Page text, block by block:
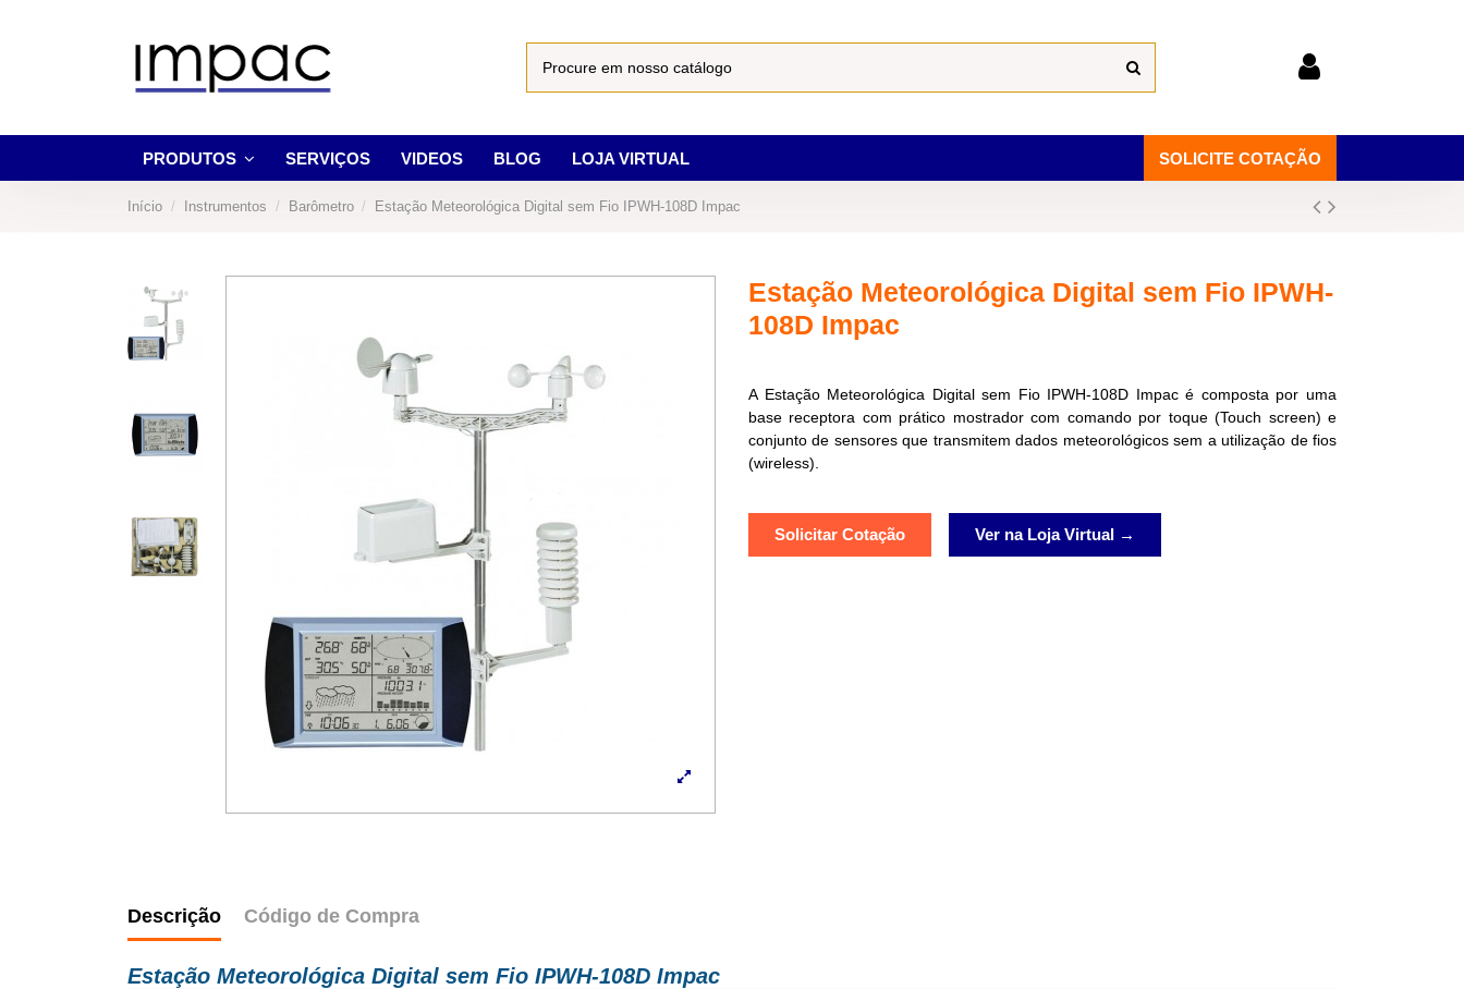
PRODUTOS SERVIÇOS VIDEOS BLOG LOJA VIRTUAL SOLICITE COTAÇÃO
Início Instrumentos Barômetro Estação Meteorológica Digital sem Fio IPWH-108D Impac
Estação Meteorológica Digital sem Fio IPWH-
108D Impac
A Estação Meteorológica Digital sem Fio IPWH-108D Impac é composta por uma
base receptora com prático mostrador com comando por toque (Touch screen) e
conjunto de sensores que transmitem dados meteorológicos sem a utilização de fios
(wireless).
Solicitar Cotação Ver na Loja Virtual →
Descrição Código de Compra
Estação Meteorológica Digital sem Fio IPWH-108D Impac